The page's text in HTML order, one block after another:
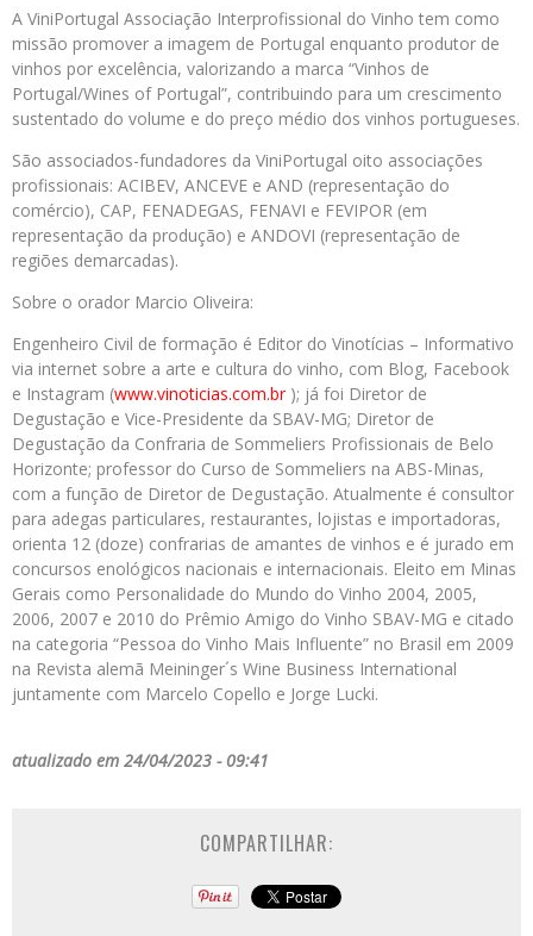
A ViniPortugal Associação Interprofissional do Vinho tem como
missão promover a imagem de Portugal enquanto produtor de
vinhos por excelência, valorizando a marca “Vinhos de
Portugal/Wines of Portugal”, contribuindo para um crescimento
sustentado do volume e do preço médio dos vinhos portugueses.
São associados-fundadores da ViniPortugal oito associações
profissionais: ACIBEV, ANCEVE e AND (representação do
comércio), CAP, FENADEGAS, FENAVI e FEVIPOR (em
representação da produção) e ANDOVI (representação de
regiões demarcadas).
Sobre o orador Marcio Oliveira:
Engenheiro Civil de formação é Editor do Vinotícias – Informativo
via internet sobre a arte e cultura do vinho, com Blog, Facebook
e Instagram (www.vinoticias.com.br); já foi Diretor de
Degustação e Vice-Presidente da SBAV-MG; Diretor de
Degustação da Confraria de Sommeliers Profissionais de Belo
Horizonte; professor do Curso de Sommeliers na ABS-Minas,
com a função de Diretor de Degustação. Atualmente é consultor
para adegas particulares, restaurantes, lojistas e importadoras,
orienta 12 (doze) confrarias de amantes de vinhos e é jurado em
concursos enológicos nacionais e internacionais. Eleito em Minas
Gerais como Personalidade do Mundo do Vinho 2004, 2005,
2006, 2007 e 2010 do Prêmio Amigo do Vinho SBAV-MG e citado
na categoria “Pessoa do Vinho Mais Influente” no Brasil em 2009
na Revista alemã Meininger´s Wine Business International
juntamente com Marcelo Copello e Jorge Lucki.
atualizado em 24/04/2023 - 09:41
COMPARTILHAR: